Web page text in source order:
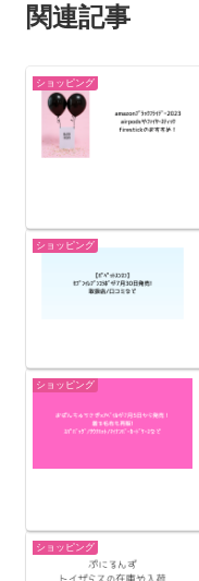
関連記事
ショッピング
ショッピング
ショッピング
ショッピング